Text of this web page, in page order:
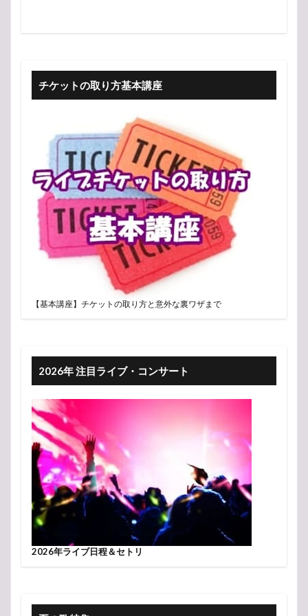
チケットの取り方基本講座
【基本講座】チケットの取り方と意外な裏ワザまで
2026年 注目ライブ・コンサート
2026年ライブ日程＆セトリ